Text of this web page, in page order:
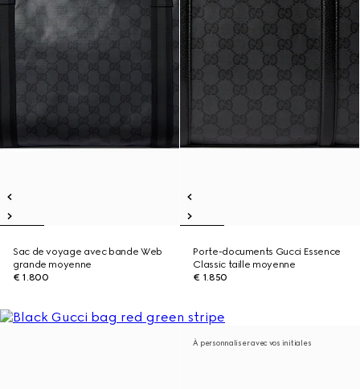
Sac de voyage avec bande Web
grande moyenne
€ 1.800
Porte-documents Gucci Essence
Classic taille moyenne
€ 1.850
À personnaliser avec vos initiales